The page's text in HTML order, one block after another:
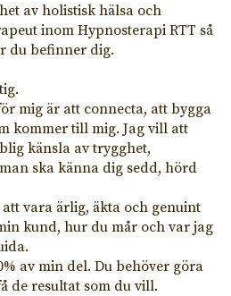
av holistisk hälsa och
inom Hypnosterapi RTT så
du befinner dig.
mig är att connecta, att bygga
kommer till mig. Jag vill att
känsla av trygghet,
ska känna dig sedd, hörd
vara ärlig, äkta och genuint
kund, hur du mår och var jag
av min del. Du behöver göra
de resultat som du vill.